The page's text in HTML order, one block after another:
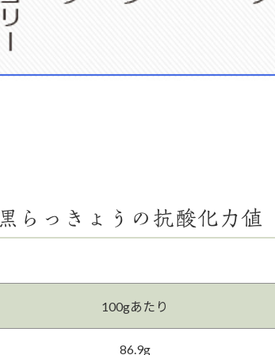
黒らっきょうの抗酸化力値
100gあたり
86.9g